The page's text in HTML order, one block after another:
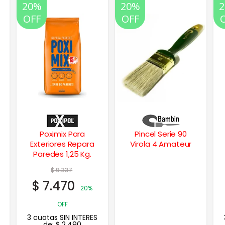
20%
OFF
Pincel Serie 90
Virola 4 Amateur
20%
OFF
Cinta de
Enmascarar